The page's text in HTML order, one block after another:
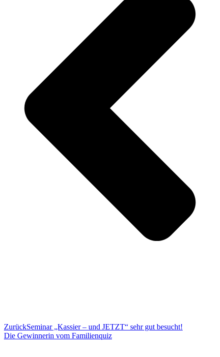
ZurückSeminar „Kassier – und JETZT“ sehr gut besucht!
Die Gewinnerin vom Familienquiz